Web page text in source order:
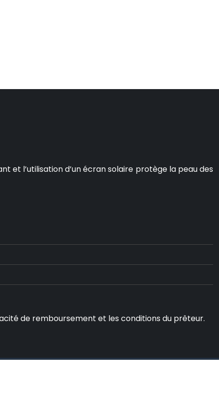
et l’utilisation d’un écran solaire protège la peau des
de remboursement et les conditions du prêteur.